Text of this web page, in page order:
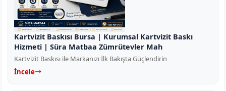
Kartvizit Baskısı Bursa | Kurumsal Kartvizit Baskı
Hizmeti | Süra Matbaa Zümrütevler Mah
Kartvizit Baskısı ile Markanızı İlk Bakışta Güçlendirin
İncele